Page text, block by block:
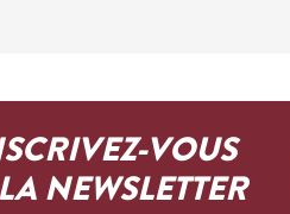
VOUS
NEWSLETTER